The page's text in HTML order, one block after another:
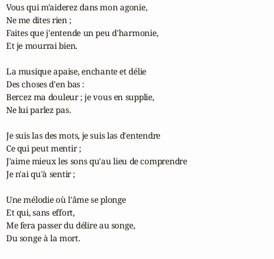
Vous qui m'aiderez dans mon agonie,
Ne me dites rien ;
Faites que j'entende un peu d'harmonie,
Et je mourrai bien.
La musique apaise, enchante et délie
Des choses d'en bas :
Bercez ma douleur ; je vous en supplie,
Ne lui parlez pas.
Je suis las des mots, je suis las d'entendre
Ce qui peut mentir ;
J'aime mieux les sons qu'au lieu de comprendre
Je n'ai qu'à sentir ;
Une mélodie où l'âme se plonge
Et qui, sans effort,
Me fera passer du délire au songe,
Du songe à la mort.